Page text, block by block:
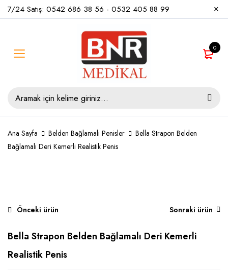
7/24 Satış: 0542 686 38 56 - 0532 405 88 99
0
Ana Sayfa Belden Bağlamalı Penisler
Bella Strapon Belden
Bağlamalı Deri Kemerli Realistik Penis
Önceki ürün Sonraki ürün
Bella Strapon Belden Bağlamalı Deri Kemerli
Realistik Penis